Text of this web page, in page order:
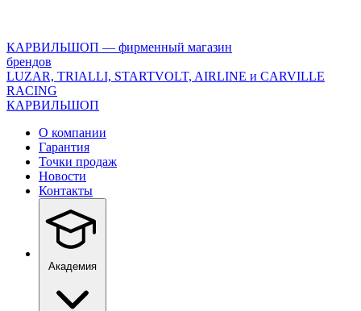
version="1.0"
encoding="utf-
8"?
>
КАРВИЛЬШОП — фирменный магазин
брендов
LUZAR, TRIALLI, STARTVOLT, AIRLINE и CARVILLE
RACING
КАРВИЛЬШОП
О компании
Гарантия
Точки продаж
Новости
Контакты
Академия